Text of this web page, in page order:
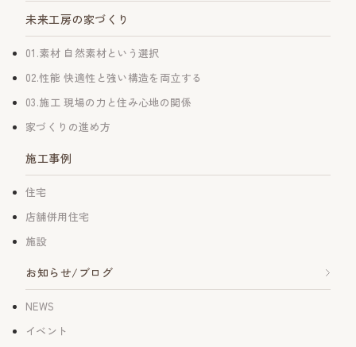
未来工房の家づくり
01.素材 自然素材という選択
02.性能 快適性と強い構造を両立する
03.施工 現場の力と住み心地の関係
家づくりの進め方
施工事例
住宅
店舗併用住宅
施設
お知らせ/ブログ
NEWS
イベント